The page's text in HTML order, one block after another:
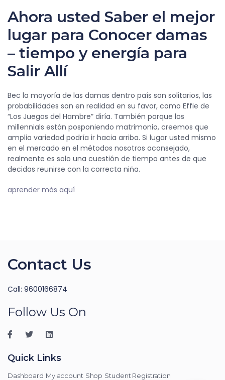
Ahora usted Saber el mejor
lugar para Conocer damas
– tiempo y energía para
Salir Allí
Bec la mayoría de las damas dentro país son solitarios, las
probabilidades son en realidad en su favor, como Effie de
“Los Juegos del Hambre” diría. También porque los
millennials están posponiendo matrimonio, creemos que
amplia variedad podría ir hacia arriba. Si lugar usted mismo
en el mercado en el métodos nosotros aconsejado,
realmente es solo una cuestión de tiempo antes de que
decidas reunirse con la correcta niña.
aprender más aquí
Contact Us
Call: 9600166874
Follow Us On
Quick Links
Dashboard My account Shop Student Registration